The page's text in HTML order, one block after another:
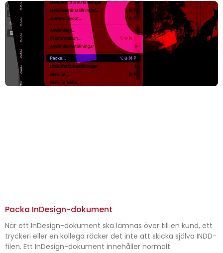
Packa InDesign-dokument
När ett InDesign-dokument ska lämnas över till en kund, ett
tryckeri eller en kollega räcker det inte att skicka själva INDD-
filen. Ett InDesign-dokument innehåller normalt